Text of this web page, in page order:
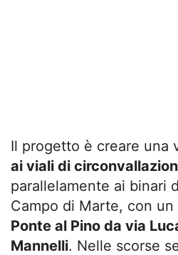
Il progetto è creare una
ai viali di
parallelamente ai binari
Campo di Marte, con
Ponte al Pino da via
Mannelli. Nelle scorse